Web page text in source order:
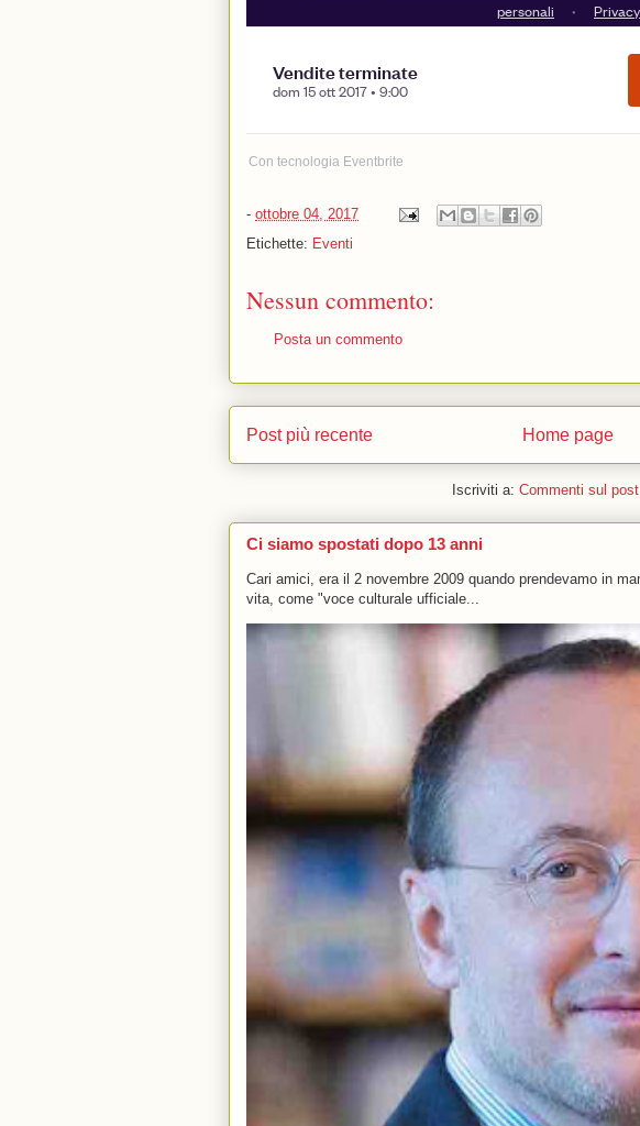
Con tecnologia Eventbrite
- ottobre 04, 2017
Etichette: Eventi
Nessun commento:
Posta un commento
Post più recente Home page
Iscriviti a: Commenti sul
Ci siamo spostati dopo 13 anni
Cari amici, era il 2 novembre 2009 quando prendevamo in
vita, come "voce culturale ufficiale...